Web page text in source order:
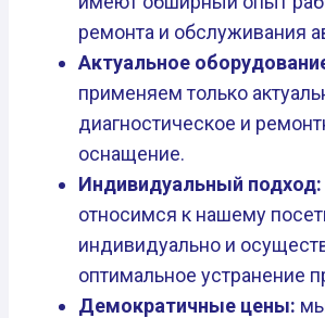
ремонта и обслуживания
Актуальное
применяем только
диагностическое и
оснащение.
Индивидуальный подход:
относимся к нашему
индивидуально и
оптимальное устранение
Демократичные цены: